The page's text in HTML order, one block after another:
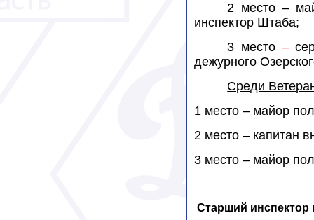
2 место –
инспектор Штаба;
3 место –
дежурного
Среди
1 место – майор
2 место – капитан
3 место – майор
Старший инспектор